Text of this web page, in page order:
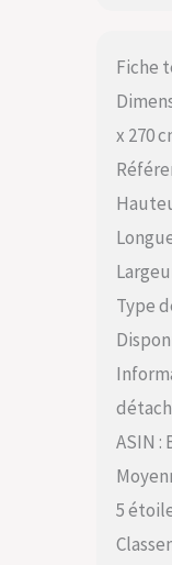
Fiche
x 270
Type
ASIN :
5